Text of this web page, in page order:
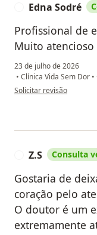
Edna Sodré
Profissional de
Muito atencioso
23 de julho de 2026
• Clínica Vida Sem Dor •
na opinião do utilizador
Solicitar revisão
Z.S Consulta
Gostaria de
coração pelo
O doutor é um
extremamente